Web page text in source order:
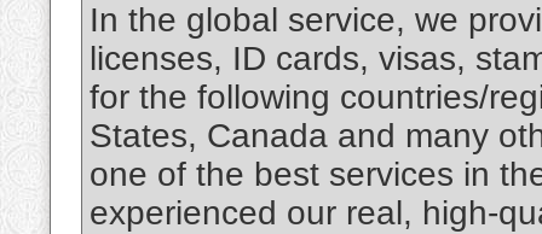
In the global service, we
licenses, ID cards, visas,
for the following countries/
States, Canada and many
one of the best services in
experienced our real, high-